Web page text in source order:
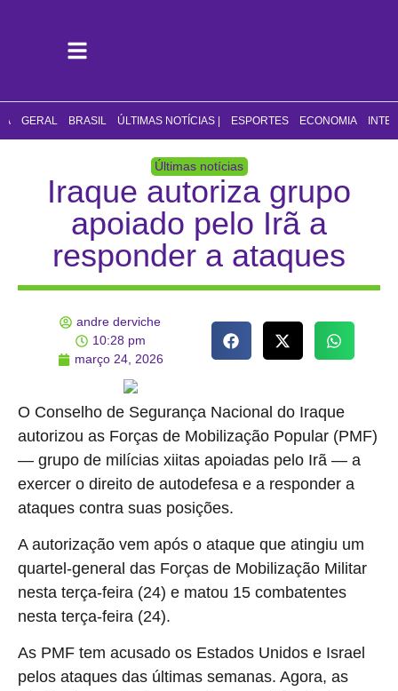
GERAL BRASIL ÚLTIMAS NOTÍCIAS | ESPORTES ECONOMIA
Últimas notícias
Iraque autoriza grupo
apoiado pelo Irã a
responder a ataques
andre derviche
10:28 pm
março 24, 2026
O Conselho de Segurança Nacional do Iraque
autorizou as Forças de Mobilização Popular (PMF)
— grupo de milícias xiitas apoiadas pelo Irã — a
exercer o direito de autodefesa e a responder a
ataques contra suas posições.
A autorização vem após o ataque que atingiu um
quartel-general das Forças de Mobilização Militar
nesta terça-feira (24) e matou 15 combatentes
nesta terça-feira (24).
As PMF tem acusado os Estados Unidos e Israel
pelos ataques das últimas semanas. Agora, as